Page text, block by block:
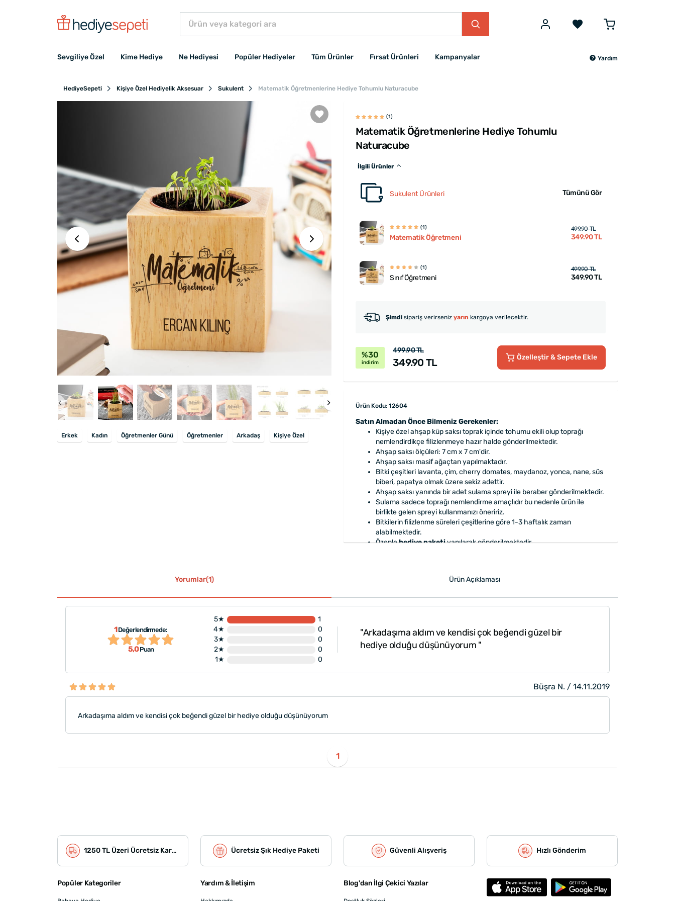
Sevgiliye Özel Kime Hediye Ne Hediyesi Popüler Hediyeler Tüm Ürünler Fırsat Ürünleri Kampanyalar Yardım
HediyeSepeti Kişiye Özel Hediyelik Aksesuar Sukulent Matematik Öğretmenlerine Hediye Tohumlu Naturacube
Erkek Kadın Öğretmenler Günü Öğretmenler Arkadaş Kişiye Özel
(1)
Matematik Öğretmenlerine Hediye Tohumlu
Naturacube
İlgili Ürünler
Sukulent Ürünleri Tümünü Gör
(1)
Matematik Öğretmeni
499.90 TL
349.90 TL
(1)
Sınıf Öğretmeni
499.90 TL
349.90 TL
Şimdi sipariş verirseniz yarın kargoya verilecektir.
%30
indirim
499.90 TL
349.90 TL Özelleştir& Sepete Ekle
Ürün Kodu: 12604
Satın Almadan Önce Bilmeniz Gerekenler:
Kişiye özel ahşap küp saksı toprak içinde tohumu ekili olup toprağı
nemlendirdikçe filizlenmeye hazır halde gönderilmektedir.
Ahşap saksı ölçüleri: 7 cm x 7 cm'dir.
Ahşap saksı masif ağaçtan yapılmaktadır.
Bitki çeşitleri lavanta, çim, cherry domates, maydanoz, yonca, nane, süs
biberi, papatya olmak üzere sekiz adettir.
Ahşap saksı yanında bir adet sulama spreyi ile beraber gönderilmektedir.
Sulama sadece toprağı nemlendirme amaçlıdır bu nedenle ürün ile
birlikte gelen spreyi kullanmanızı öneririz.
Bitkilerin filizlenme süreleri çeşitlerine göre 1-3 haftalık zaman
alabilmektedir.
Özenlehediye paketiyapılarak gönderilmektedir.
Yorumlar(1) Ürün Açıklaması
1Değerlendirmede:
5,0Puan
5★
1
4★
0
3★
0
2★
0
1★
0
"Arkadaşıma aldım ve kendisi çok beğendi güzel bir
hediye olduğu düşünüyorum "
Büşra N. / 14.11.2019
Arkadaşıma aldım ve kendisi çok beğendi güzel bir hediye olduğu düşünüyorum
1
1250 TL Üzeri Ücretsiz Kargo Ücretsiz Şık Hediye Paketi Güvenli Alışveriş Hızlı Gönderim
Popüler Kategoriler Yardım & İletişim Blog'dan İlgi Çekici Yazılar